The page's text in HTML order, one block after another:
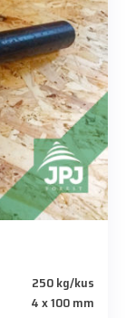
250 kg/kus
4 x 100 mm